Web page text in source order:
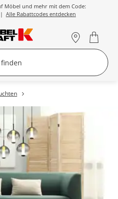
Möbel und mehr mit dem Code:
Alle Rabattcodes entdecken